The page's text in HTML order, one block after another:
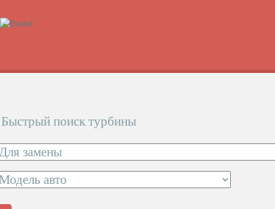
Быстрый поиск турбины